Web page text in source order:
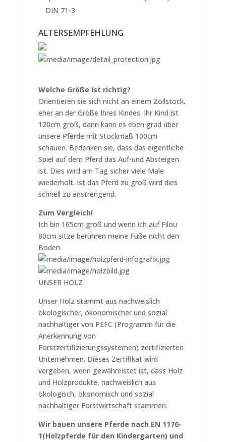
DIN 71-3
ALTERSEMPFEHLUNG
Welche Größe ist richtig?
Orientieren sie sich nicht an einem Zollstock.
eher an der Größe Ihres Kindes. Ihr Kind ist
120cm groß, dann kann es eben grad über
unsere Pferde mit Stockmaß 100cm
schauen. Bedenken sie, dass das eigentliche
Spiel auf dem Pferd das Auf-und Absteigen
ist. Dies wird am Tag sicher viele Male
wiederholt. Ist das Pferd zu groß wird dies
schnell zu anstrengend.
Zum Vergleich!
Ich bin 165cm groß und wenn ich auf Filou
80cm sitze berühren meine Füße nicht den
Boden.
UNSER HOLZ
Unser Holz stammt aus nachweislich
ökologischer, ökonomischer und sozial
nachhaltiger von PEFC (Programm für die
Anerkennung von
Forstzertifizierungssystemen) zertifizierten
Unternehmen. Dieses Zertifikat wird
vergeben, wenn gewähreistet ist, dass Holz
und Holzprodukte, nachweislich aus
ökologisch, ökonomisch und sozial
nachhaltiger Forstwirtschaft stammen.
Wir bauen unsere Pferde nach EN 1176-
1(Holzpferde für den Kindergarten) und